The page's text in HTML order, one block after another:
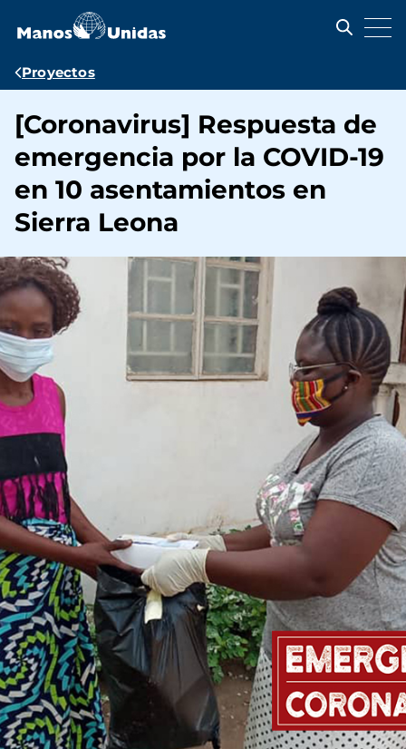
contenido
Ruta
navegación
Proyectos
[Coronavirus] Respuesta de
emergencia por la COVID-19
en 10 asentamientos en
Sierra Leona